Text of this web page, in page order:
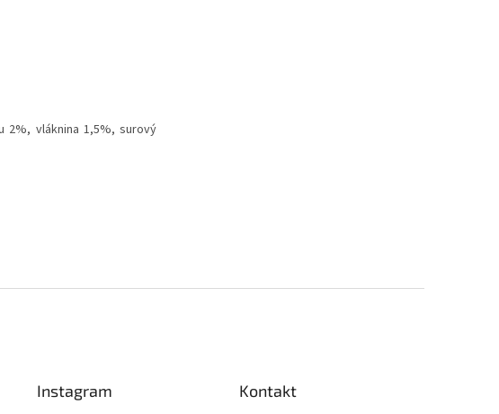
2%, vláknina 1,5%, surový
Instagram Kontakt